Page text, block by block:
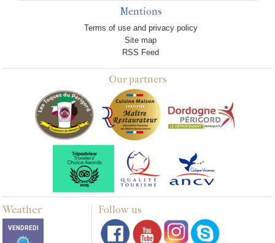
Mentions
Terms of use and privacy policy
Site map
RSS Feed
Our partners
Weather Follow us